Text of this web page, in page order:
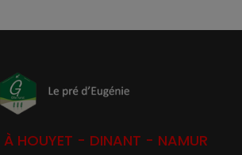
À HOUYET - DINANT - NAMUR